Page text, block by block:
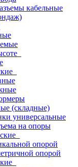
кабельные
(складные)
универсальные
на опоры
опорой
опорой